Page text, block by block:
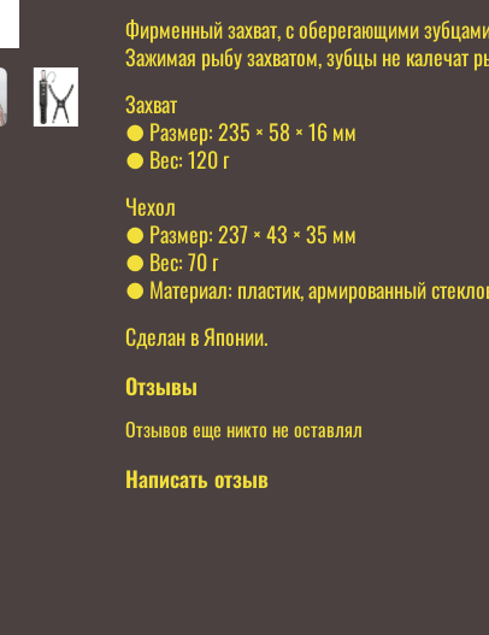
Фирменный захват, с оберегающими
Зажимая рыбу захватом, зубцы не калечат
Захват
● Размер: 235 × 58 × 16 мм
● Вес: 120 г
Чехол
● Размер: 237 × 43 × 35 мм
● Вес: 70 г
● Материал: пластик, армированный
Сделан в Японии.
Отзывы
Отзывов еще никто не оставлял
Написать отзыв